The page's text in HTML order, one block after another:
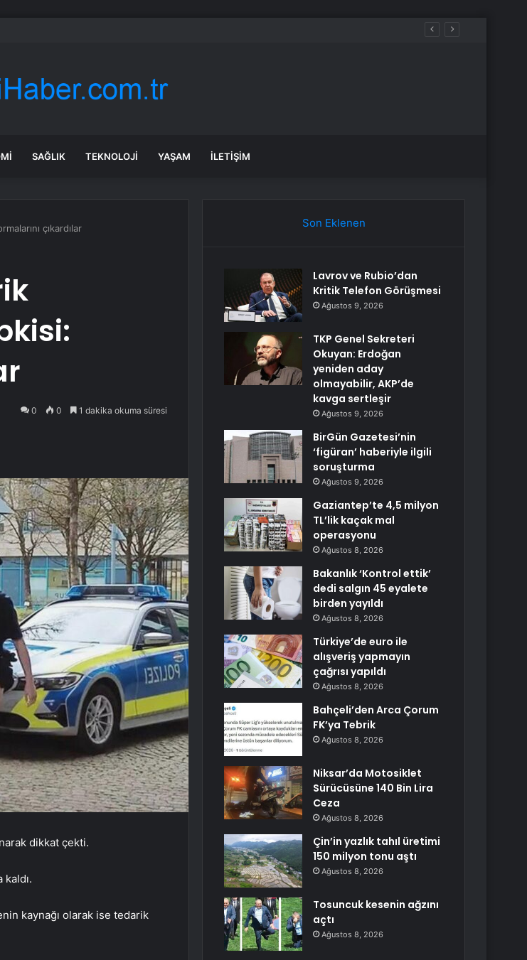
yeniden aday olmayabilir, AKP’de kavga sertleşir
SAĞLIK TEKNOLOJI YAŞAM İLETIŞIM
çıkardılar
0 0 1 dakika okuma süresi
dikkat çekti.
kaynağı olarak ise tedarik
Son Eklenen
Lavrov ve Rubio’dan
Kritik Telefon Görüşmesi
Ağustos 9, 2026
TKP Genel Sekreteri
Okuyan: Erdoğan
yeniden aday
olmayabilir, AKP’de
kavga sertleşir
Ağustos 9, 2026
BirGün Gazetesi’nin
‘figüran’ haberiyle ilgili
soruşturma
Ağustos 9, 2026
Gaziantep’te 4,5 milyon
TL’lik kaçak mal
operasyonu
Ağustos 8, 2026
Bakanlık ‘Kontrol ettik’
dedi salgın 45 eyalete
birden yayıldı
Ağustos 8, 2026
Türkiye’de euro ile
alışveriş yapmayın
çağrısı yapıldı
Ağustos 8, 2026
Bahçeli’den Arca Çorum
FK’ya Tebrik
Ağustos 8, 2026
Niksar’da Motosiklet
Sürücüsüne 140 Bin Lira
Ceza
Ağustos 8, 2026
Çin’in yazlık tahıl üretimi
150 milyon tonu aştı
Ağustos 8, 2026
Tosuncuk kesenin ağzını
açtı
Ağustos 8, 2026